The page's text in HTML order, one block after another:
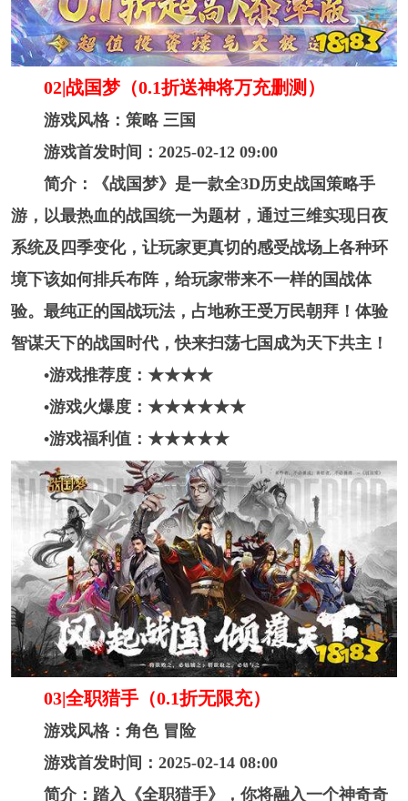
02|战国梦（0.1折送神将万充删测）
游戏风格：策略 三国
游戏首发时间：2025-02-12 09:00
简介：《战国梦》是一款全3D历史战国策略手
游，以最热血的战国统一为题材，通过三维实现日夜
系统及四季变化，让玩家更真切的感受战场上各种环
境下该如何排兵布阵，给玩家带来不一样的国战体
验。最纯正的国战玩法，占地称王受万民朝拜！体验
智谋天下的战国时代，快来扫荡七国成为天下共主！
•游戏推荐度：★★★★
•游戏火爆度：★★★★★★
•游戏福利值：★★★★★
03|全职猎手（0.1折无限充）
游戏风格：角色 冒险
游戏首发时间：2025-02-14 08:00
简介：踏入《全职猎手》，你将融入一个神奇奇